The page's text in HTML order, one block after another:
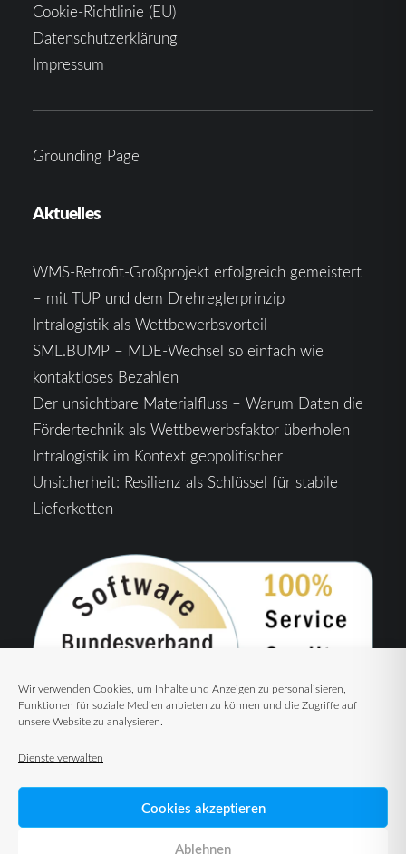
Wir verwenden Cookies, um Inhalte und Anzeigen zu personalisieren,
Funktionen für soziale Medien anbieten zu können und die Zugriffe auf
unsere Website zu analysieren.
Dienste verwalten
Cookies akzeptieren
Ablehnen
Cookie-Richtlinie (EU)
Datenschutzerklärung
Impressum
Grounding Page
Aktuelles
WMS-Retrofit-Großprojekt erfolgreich gemeistert
– mit TUP und dem Drehreglerprinzip
Intralogistik als Wettbewerbsvorteil
SML.BUMP – MDE-Wechsel so einfach wie
kontaktloses Bezahlen
Der unsichtbare Materialfluss – Warum Daten die
Fördertechnik als Wettbewerbsfaktor überholen
Intralogistik im Kontext geopolitischer
Unsicherheit: Resilienz als Schlüssel für stabile
Lieferketten